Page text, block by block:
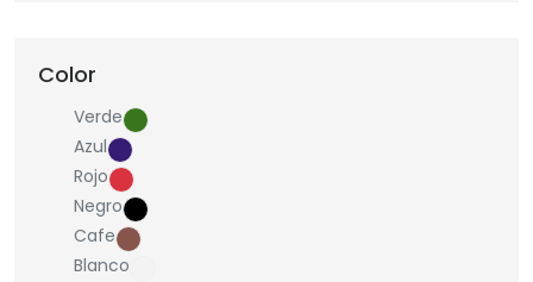
Color
Verde
Azul
Rojo
Negro
Cafe
Blanco